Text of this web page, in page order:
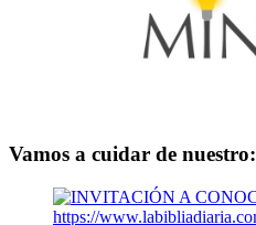
Vamos a cuidar de nuestro: